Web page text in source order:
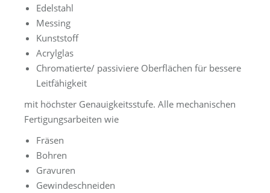
Edelstahl
Messing
Kunststoff
Acrylglas
Chromatierte/ passiviere Oberflächen für bessere
Leitfähigkeit
mit höchster Genauigkeitsstufe. Alle mechanischen
Fertigungsarbeiten wie
Fräsen
Bohren
Gravuren
Gewindeschneiden